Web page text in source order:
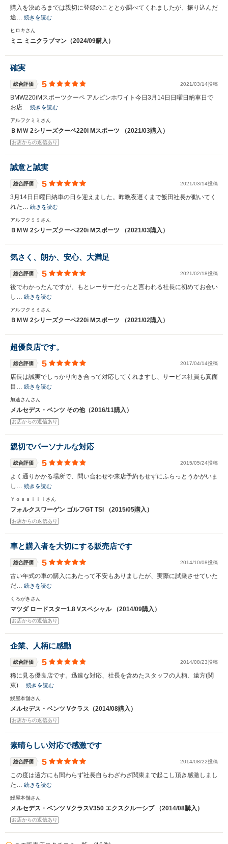
購入を決めるまでは親切に登録のこととか調べてくれましたが、振り込んだ
途… 続きを読む
ヒロキさん
ミニ ミニクラブマン（2024/09購入）
確実
総合評価 5 2021/03/14投稿
BMW220iMスポーツクーペ アルピンホワイト今日3月14日日曜日納車日で
お店… 続きを読む
アルフクミミさん
ＢＭＷ 2シリーズクーペ220i Mスポーツ （2021/03購入）
お店からの返信あり
誠意と誠実
総合評価 5 2021/03/14投稿
3月14日日曜日納車の日を迎えました。昨晩夜遅くまで飯田社長が動いてく
れた… 続きを読む
アルフクミミさん
ＢＭＷ 2シリーズクーペ220i Mスポーツ （2021/03購入）
気さく、朗か、安心、大満足
総合評価 5 2021/02/18投稿
後でわかったんですが、もとレーサーだったと言われる社長に初めてお会い
し… 続きを読む
アルフクミミさん
ＢＭＷ 2シリーズクーペ220i Mスポーツ （2021/02購入）
超優良店です。
総合評価 5 2017/04/14投稿
店長は誠実でしっかり向き合って対応してくれますし、サービス社員も真面
目… 続きを読む
加速さんさん
メルセデス・ベンツ その他（2016/11購入）
お店からの返信あり
親切でパーソナルな対応
総合評価 5 2015/05/24投稿
よく通りかかる場所で、問い合わせや来店予約もせずにふらっとうかがいま
し… 続きを読む
Ｙｏｓｓｉｉｉさん
フォルクスワーゲン ゴルフGT TSI （2015/05購入）
お店からの返信あり
車と購入者を大切にする販売店です
総合評価 5 2014/10/08投稿
古い年式の車の購入にあたって不安もありましたが、実際に試乗させていた
だ… 続きを読む
くろがきさん
マツダ ロードスター1.8 Vスペシャル （2014/09購入）
お店からの返信あり
企業、人柄に感動
総合評価 5 2014/08/23投稿
稀に見る優良店です。迅速な対応、社長を含めたスタッフの人柄、遠方(関
東)… 続きを読む
鰻屋本舗さん
メルセデス・ベンツ Vクラス（2014/08購入）
お店からの返信あり
素晴らしい対応で感激です
総合評価 5 2014/08/22投稿
この度は遠方にも関わらず社長自らわざわざ関東まで起こし頂き感激しまし
た… 続きを読む
鰻屋本舗さん
メルセデス・ベンツ VクラスV350 エクスクルーシブ （2014/08購入）
お店からの返信あり